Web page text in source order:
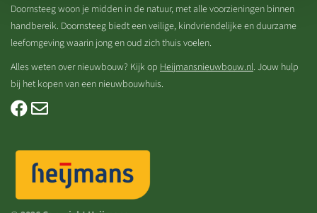
Doornsteeg woon je midden in de natuur, met alle voorzieningen binnen
handbereik. Doornsteeg biedt een veilige, kindvriendelijke en duurzame
leefomgeving waarin jong en oud zich thuis voelen.
Alles weten over nieuwbouw? Kijk op Heijmansnieuwbouw.nl. Jouw hulp
bij het kopen van een nieuwbouwhuis.